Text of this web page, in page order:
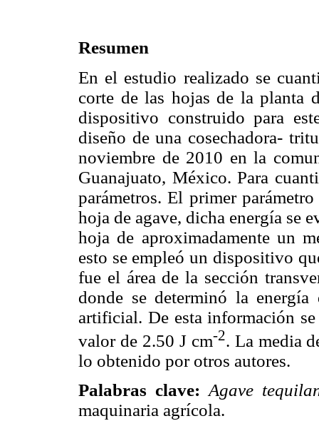
Resumen
En el estudio realizado se
corte de las hojas de la planta
dispositivo construido para
diseño de una cosechadora-
noviembre de 2010 en la
Guanajuato, México. Para
parámetros. El primer
hoja de agave, dicha energía se
hoja de aproximadamente un
esto se empleó un dispositivo
fue el área de la sección
donde se determinó la
artificial. De esta información
valor de 2.50 J cm-2. La media
lo obtenido por otros autores.
Palabras clave: Agave
maquinaria agrícola.